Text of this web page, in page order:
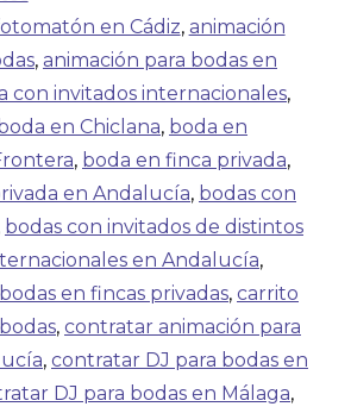
en Cádiz, animación
, animación para bodas en
con invitados internacionales,
en Chiclana, boda en
, boda en finca privada,
en Andalucía, bodas con
bodas con invitados de distintos
en Andalucía,
en fincas privadas, carrito
, contratar animación para
, contratar DJ para bodas en
DJ para bodas en Málaga,